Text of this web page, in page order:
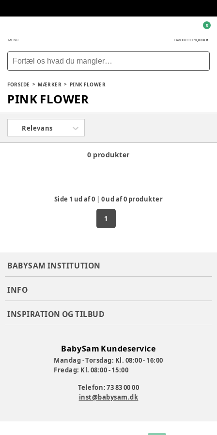
MENU FAVORITTER0,00 KR.
0
FORSIDE MÆRKER PINK FLOWER
PINK FLOWER
Relevans
0 produkter
Side 1 ud af0 0ud af0 produkter
1
BABYSAM INSTITUTION
INFO
INSPIRATION OG TILBUD
BabySam Kundeservice
Mandag - Torsdag: Kl. 08:00 - 16:00
Fredag: Kl. 08:00 - 15:00
Telefon: 73 83 00 00
inst@babysam.dk